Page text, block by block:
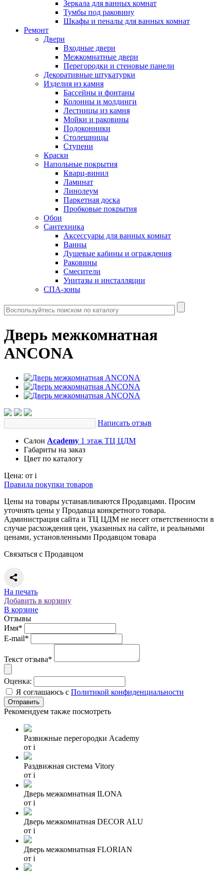
Зеркала для ванных комнат
Тумбы под раковину
Шкафы и пеналы для ванных комнат
Ремонт
Двери
Входные двери
Межкомнатные двери
Перегородки и стеновые панели
Декоративные штукатурки
Изделия из камня
Бассейны и фонтаны
Колонны и молдинги
Лестницы из камня
Мойки и раковины
Подоконники
Столешницы
Ступени
Краски
Напольные покрытия
Кварц-винил
Ламинат
Линолеум
Паркетная доска
Пробковые покрытия
Обои
Сантехника
Аксессуары для ванных комнат
Ванны
Душевые кабины и ограждения
Раковины
Смесители
Унитазы и инсталляции
СПА-зоны
Дверь межкомнатная
ANCONA
Написать отзыв
Салон Academy 1 этаж ТЦ ЦДМ
Габариты на заказ
Цвет по каталогу
Цена: от i
Правила покупки товаров
Цены на товары устанавливаются Продавцами. Просим
уточнять цены у Продавца конкретного товара.
Администрация сайта и ТЦ ЦДМ не несет ответственности в
случае расхождения цен, указанных на сайте, и реальными
ценами, установленными Продавцом товара
Связаться с Продавцом
На печать
Добавить в корзину
В корзине
Отзывы
Имя*
E-mail*
Текст отзыва*
Оценка:
Я соглашаюсь с Политикой конфиденциальности
Рекомендуем также посмотреть
Развижные перегородки Academy
от i
Раздвижная система Vitory
от i
Дверь межкомнатная ILONA
от i
Дверь межкомнатная DECOR ALU
от i
Дверь межкомнатная FLORIAN
от i